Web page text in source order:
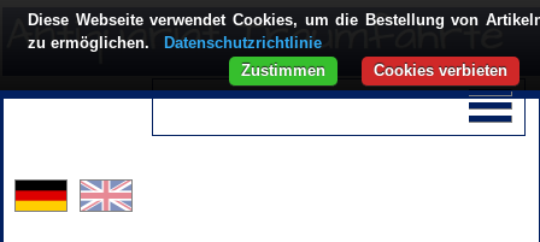
Diese Webseite verwendet Cookies, um die Bestellung von
zu ermöglichen.
Datenschutzrichtlinie
Cookies verbieten
Zustimmen